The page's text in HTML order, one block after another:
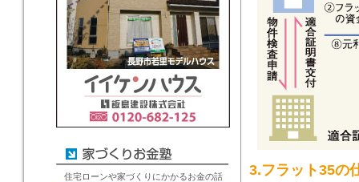
住宅ローンや家づくりにかかるお金の話 3.フラット35の